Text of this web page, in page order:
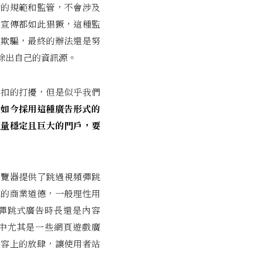
規範和監管，不會涉及
傳都如此猖獗，這種監
騙，最終的辦法還是努
自己的資訊源。
的打擾，但是似乎我們
如今採用這種廣告形式的
穩定且巨大的門戶，要
器提供了跳過視頻彈跳
商業道德，一般理性用
跳式廣告時長還是內容
尤其是一些網頁遊戲廣
上的放肆，讓使用者站